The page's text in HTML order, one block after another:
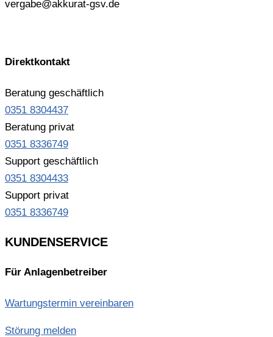
vergabe@akkurat-gsv.de
Direktkontakt
Beratung geschäftlich
0351 8304437
Beratung privat
0351 8336749
Support geschäftlich
0351 8304433
Support privat
0351 8336749
KUNDENSERVICE
Für Anlagenbetreiber
Wartungstermin vereinbaren
Störung melden